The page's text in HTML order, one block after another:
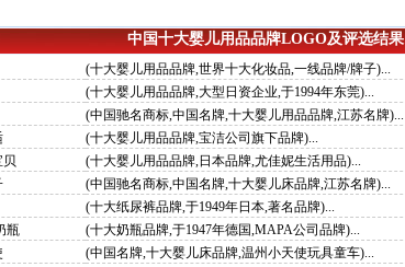
中国十大婴儿用品品牌LOGO及评选结果
(十大婴儿用品品牌,世界十大化妆品,一线品牌/牌子)...
(十大婴儿用品品牌,大型日资企业,于1994年东莞)...
(中国驰名商标,中国名牌,十大婴儿用品品牌,江苏名牌)...
(十大婴儿用品品牌,宝洁公司旗下品牌)...
贝
(十大婴儿用品品牌,日本品牌,尤佳妮生活用品)...
(中国驰名商标,中国名牌,十大婴儿床品牌,江苏名牌)...
(十大纸尿裤品牌,于1949年日本,著名品牌)...
瓶
(十大奶瓶品牌,于1947年德国,MAPA公司品牌)...
(中国名牌,十大婴儿床品牌,温州小天使玩具童车)...